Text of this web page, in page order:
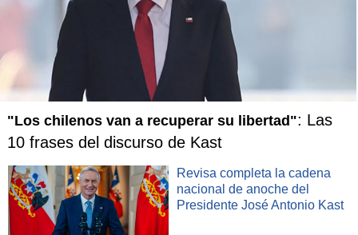
"Los chilenos van a recuperar su libertad": Las
10 frases del discurso de Kast
Revisa completa la cadena
nacional de anoche del
Presidente José Antonio Kast